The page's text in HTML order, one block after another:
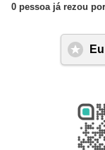
0 pessoa já rezou